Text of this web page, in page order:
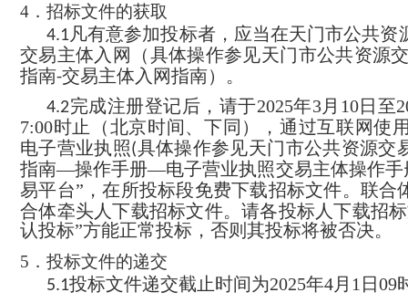
4 ．招标文件的获取
4.1凡有意参加投标者，应当在天门市公共资
交易主体入网（具体操作参见天门市公共资源
指南-交易主体入网指南） 。
4.2完成注册登记后，请于2025年3月 10日至
7:00时止（北京时间、下同），通过互联网使
电子营业执照(具体操作参见天门市公共资源
指南—操作手册—电子营业执照交易主体操作手
易平台”，在所投标段免费下载招标文件。联合
合体牵头人下载招标文件。请各投标人下载招
认投标”方能正常投标，否则其投标将被否决。
5 ．投标文件的递交
5.1投标文件递交截止时间为2025年4月 1 日 09